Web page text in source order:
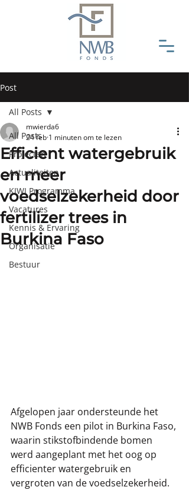
Post
All Posts
Projecten
Actualiteiten
KIWI Programma
Vacatures
Kennis & Ervaring
Organisatie
Bestuur
All Posts
Efficient watergebruik
en meer
voedselzekerheid door
fertilizer trees in
Burkina Faso
mwierda6
24 feb 1 minuten om te lezen
Afgelopen jaar ondersteunde het
NWB Fonds een pilot in Burkina Faso,
waarin stikstofbindende bomen
werd aangeplant met het oog op
efficienter watergebruik en
vergroten van de voedselzekerheid.